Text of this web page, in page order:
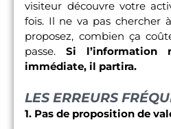
visiteur découvre votre
fois. Il ne va pas chercher
proposez, combien ça
passe.Si l’information
immédiate, il partira.
LES ERREURS
1. Pas de proposition de